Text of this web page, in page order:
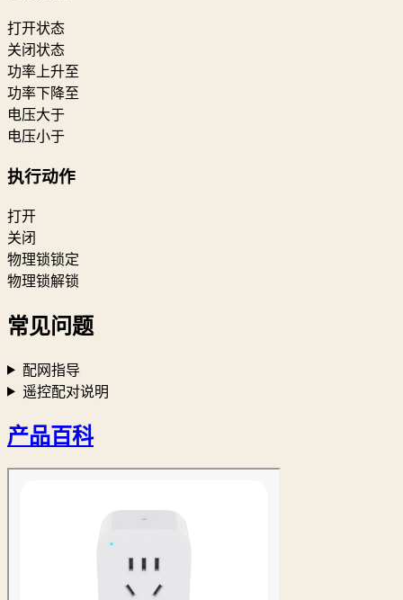
打开状态
关闭状态
功率上升至
功率下降至
电压大于
电压小于
执行动作
打开
关闭
物理锁锁定
物理锁解锁
常见问题
配网指导
遥控配对说明
产品百科